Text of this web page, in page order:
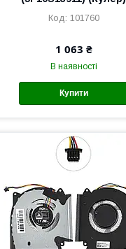
101760
1 063 ₴
В наявності
Купити